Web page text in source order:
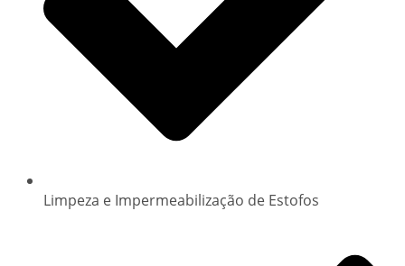
Limpeza e Impermeabilização de Estofos